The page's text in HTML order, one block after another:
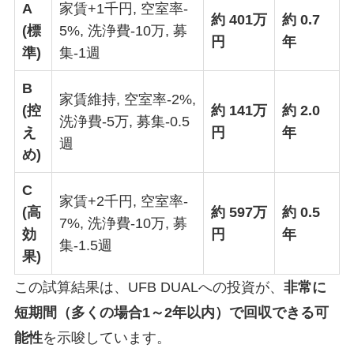
A
(標
準)
家賃+1千円, 空室率-
5%, 洗浄費-10万, 募
集-1週
約 401万
円
約 0.7
年
B
(控
え
め)
家賃維持, 空室率-2%,
洗浄費-5万, 募集-0.5
週
約 141万
円
約 2.0
年
C
(高
効
果)
家賃+2千円, 空室率-
7%, 洗浄費-10万, 募
集-1.5週
約 597万
円
約 0.5
年
この試算結果は、UFB DUALへの投資が、 非常に
短期間（多くの場合1～2年以内）で回収できる可
能性を示唆しています。